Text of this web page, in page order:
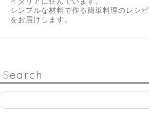
シンプルな材料で作る簡単料理のレシピ
をお届けします。
Search